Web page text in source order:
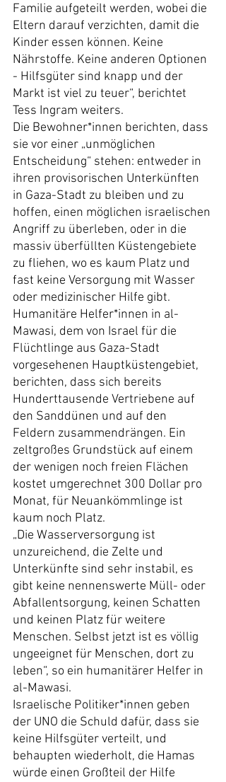
Familie aufgeteilt werden, wobei die
Eltern darauf verzichten, damit die
Kinder essen können. Keine
Nährstoffe. Keine anderen Optionen
- Hilfsgüter sind knapp und der
Markt ist viel zu teuer“, berichtet
Tess Ingram weiters.
Die Bewohner*innen berichten, dass
sie vor einer „unmöglichen
Entscheidung“ stehen: entweder in
ihren provisorischen Unterkünften
in Gaza-Stadt zu bleiben und zu
hoffen, einen möglichen israelischen
Angriff zu überleben, oder in die
massiv überfüllten Küstengebiete
zu fliehen, wo es kaum Platz und
fast keine Versorgung mit Wasser
oder medizinischer Hilfe gibt.
Humanitäre Helfer*innen in al-
Mawasi, dem von Israel für die
Flüchtlinge aus Gaza-Stadt
vorgesehenen Hauptküstengebiet,
berichten, dass sich bereits
Hunderttausende Vertriebene auf
den Sanddünen und auf den
Feldern zusammendrängen. Ein
zeltgroßes Grundstück auf einem
der wenigen noch freien Flächen
kostet umgerechnet 300 Dollar pro
Monat, für Neuankömmlinge ist
kaum noch Platz.
„Die Wasserversorgung ist
unzureichend, die Zelte und
Unterkünfte sind sehr instabil, es
gibt keine nennenswerte Müll- oder
Abfallentsorgung, keinen Schatten
und keinen Platz für weitere
Menschen. Selbst jetzt ist es völlig
ungeeignet für Menschen, dort zu
leben“, so ein humanitärer Helfer in
al-Mawasi.
Israelische Politiker*innen geben
der UNO die Schuld dafür, dass sie
keine Hilfsgüter verteilt, und
behaupten wiederholt, die Hamas
würde einen Großteil der Hilfe